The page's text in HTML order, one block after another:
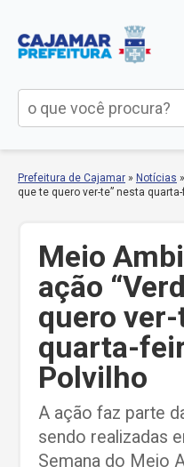
Prefeitura de Cajamar » Notícias »
que te quero ver-te” nesta
Meio
ação
quero
quarta-
Polvilho
A ação faz parte
sendo realizadas
Semana do Meio